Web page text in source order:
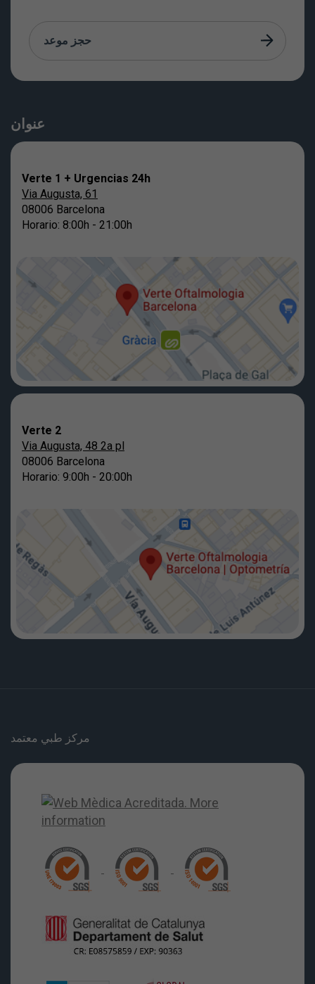
حجز موعد
عنوان
Verte 1 + Urgencias 24h
Via Augusta, 61
08006 Barcelona
Horario: 8:00h - 21:00h
Verte 2
Via Augusta, 48 2a pl
08006 Barcelona
Horario: 9:00h - 20:00h
مركز طبي معتمد